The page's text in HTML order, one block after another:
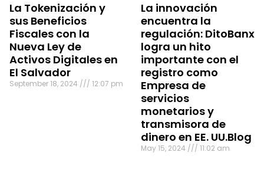
La Tokenización y
sus Beneficios
Fiscales con la
Nueva Ley de
Activos Digitales en
El Salvador
September 18, 2024 12:07 pm
La innovación
encuentra la
regulación: DitoBanx
logra un hito
importante con el
registro como
Empresa de
servicios
monetarios y
transmisora de
dinero en EE. UU.Blog
May 15, 2024 11:02 am